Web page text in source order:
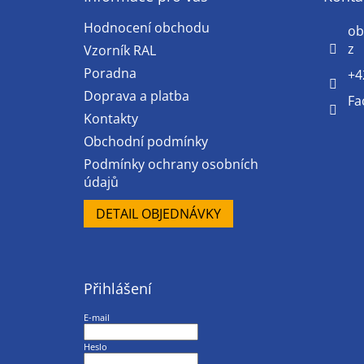
Hodnocení obchodu
Vzorník RAL
Poradna
Doprava a platba
Kontakty
Obchodní podmínky
Podmínky ochrany osobních
údajů
DETAIL OBJEDNÁVKY
z
Přihlášení
E-mail
Heslo